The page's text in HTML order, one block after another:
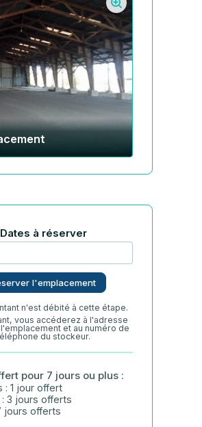
Dates à réserver
l'emplacement
n'est débité à cette étape.
vous accéderez à l'adresse
et au numéro de
du stockeur.
pour 7 jours ou plus :
: 1 jour offert
: 3 jours offerts
jours offerts